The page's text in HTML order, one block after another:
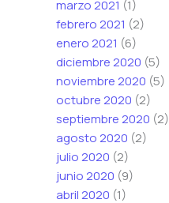
marzo 2021 (1)
febrero 2021 (2)
enero 2021 (6)
diciembre 2020 (5)
noviembre 2020 (5)
octubre 2020 (2)
septiembre 2020 (2)
agosto 2020 (2)
julio 2020 (2)
junio 2020 (9)
abril 2020 (1)